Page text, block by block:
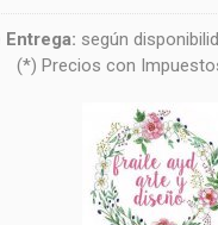
según
(*) Precios con